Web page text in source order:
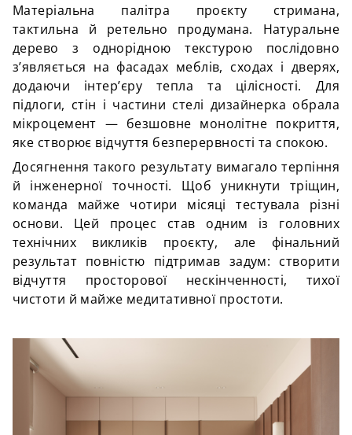
Матеріальна палітра проєкту стримана,
тактильна й ретельно продумана. Натуральне
дерево з однорідною текстурою послідовно
з’являється на фасадах меблів, сходах і дверях,
додаючи інтер’єру тепла та цілісності. Для
підлоги, стін і частини стелі дизайнерка обрала
мікроцемент — безшовне монолітне покриття,
яке створює відчуття безперервності та спокою.
Досягнення такого результату вимагало терпіння
й інженерної точності. Щоб уникнути тріщин,
команда майже чотири місяці тестувала різні
основи. Цей процес став одним із головних
технічних викликів проєкту, але фінальний
результат повністю підтримав задум: створити
відчуття просторової нескінченності, тихої
чистоти й майже медитативної простоти.